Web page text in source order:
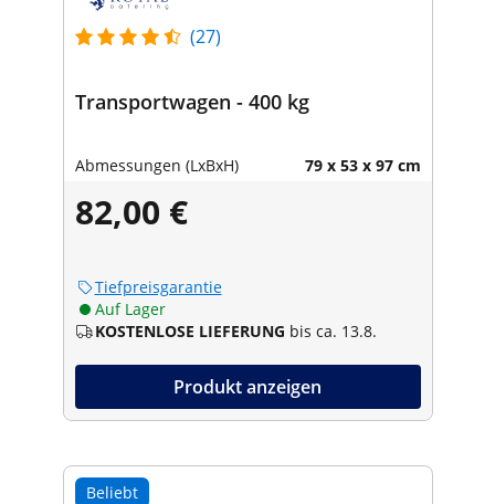
(27)
Transportwagen - 400 kg
Abmessungen (LxBxH) 79 x 53 x 97 cm
82,00 €
Tiefpreisgarantie
Auf Lager
KOSTENLOSE LIEFERUNG bis ca. 13.8.
Produkt anzeigen
Beliebt